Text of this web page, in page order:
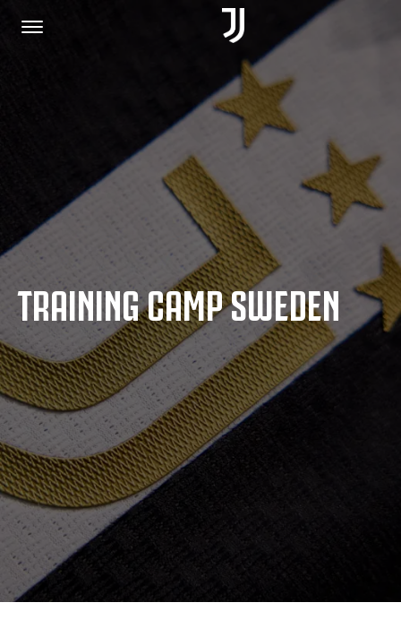
HOME
JOIN US
PRIVACY POLICY
JUVENTUS.COM
SHOP
MORE
TRAINING CAMP SWEDEN